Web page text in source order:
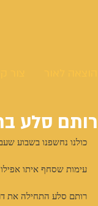
רותם סלע
כולנו נחשפנו בשבוע
עימות שסחף איתו אפילו
רותם סלע התחילה את